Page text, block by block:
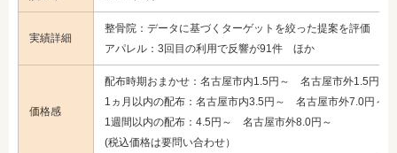
実績詳細
整骨院：データに基づくターゲットを絞った提案を評価
アパレル：3回目の利用で反響が91件 ほか
価格感
配布時期おまかせ：名古屋市内1.5円～ 名古屋市外1.5円～
1ヵ月以内の配布：名古屋市内3.5円～ 名古屋市外7.0円～
1週間以内の配布：4.5円～ 名古屋市外8.0円～
(税込価格は要問い合わせ）